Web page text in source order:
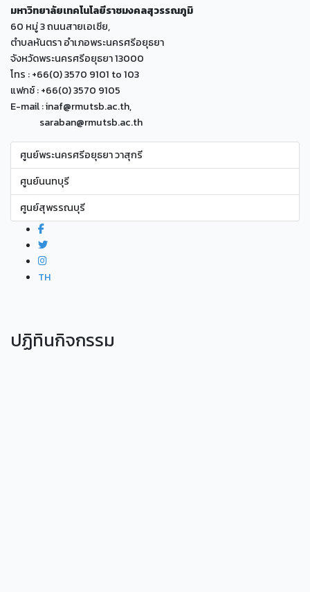
มหาวิทยาลัยเทคโนโลยีราชมงคลสุวรรณภูมิ
60 หมู่ 3 ถนนสายเอเซีย,
ตำบลหันตรา อำเภอพระนครศรีอยุธยา
จังหวัดพระนครศรีอยุธยา 13000
โทร : +66(0) 3570 9101 to 103
แฟกซ์ : +66(0) 3570 9105
E-mail : inaf@rmutsb.ac.th,
saraban@rmutsb.ac.th
ศูนย์พระนครศรีอยุธยา วาสุกรี
ศูนย์นนทบุรี
ศูนย์สุพรรณบุรี
TH
ปฏิทินกิจกรรม